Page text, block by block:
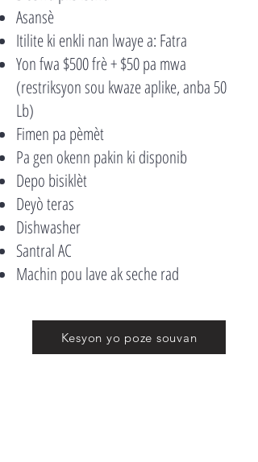
Asansè
Itilite ki enkli nan lwaye a: Fatra
Yon fwa $500 frè + $50 pa mwa
(restriksyon sou kwaze aplike, anba 50
Lb)
Fimen pa pèmèt
Pa gen okenn pakin ki disponib
Depo bisiklèt
Deyò teras
Dishwasher
Santral AC
Machin pou lave ak seche rad
Kesyon yo poze souvan